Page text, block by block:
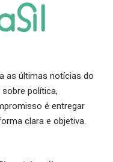
as últimas notícias do
política,
é entregar
clara e objetiva.